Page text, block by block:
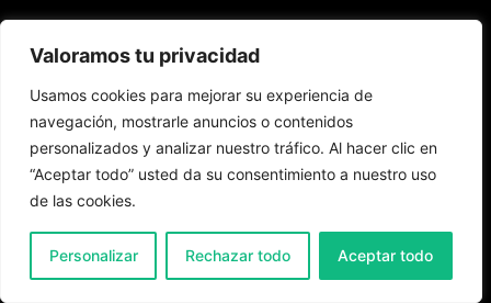
Valoramos tu privacidad
Usamos cookies para mejorar su experiencia de
navegación, mostrarle anuncios o contenidos
personalizados y analizar nuestro tráfico. Al hacer clic en
“Aceptar todo” usted da su consentimiento a nuestro uso
de las cookies.
Personalizar Rechazar todo Aceptar todo